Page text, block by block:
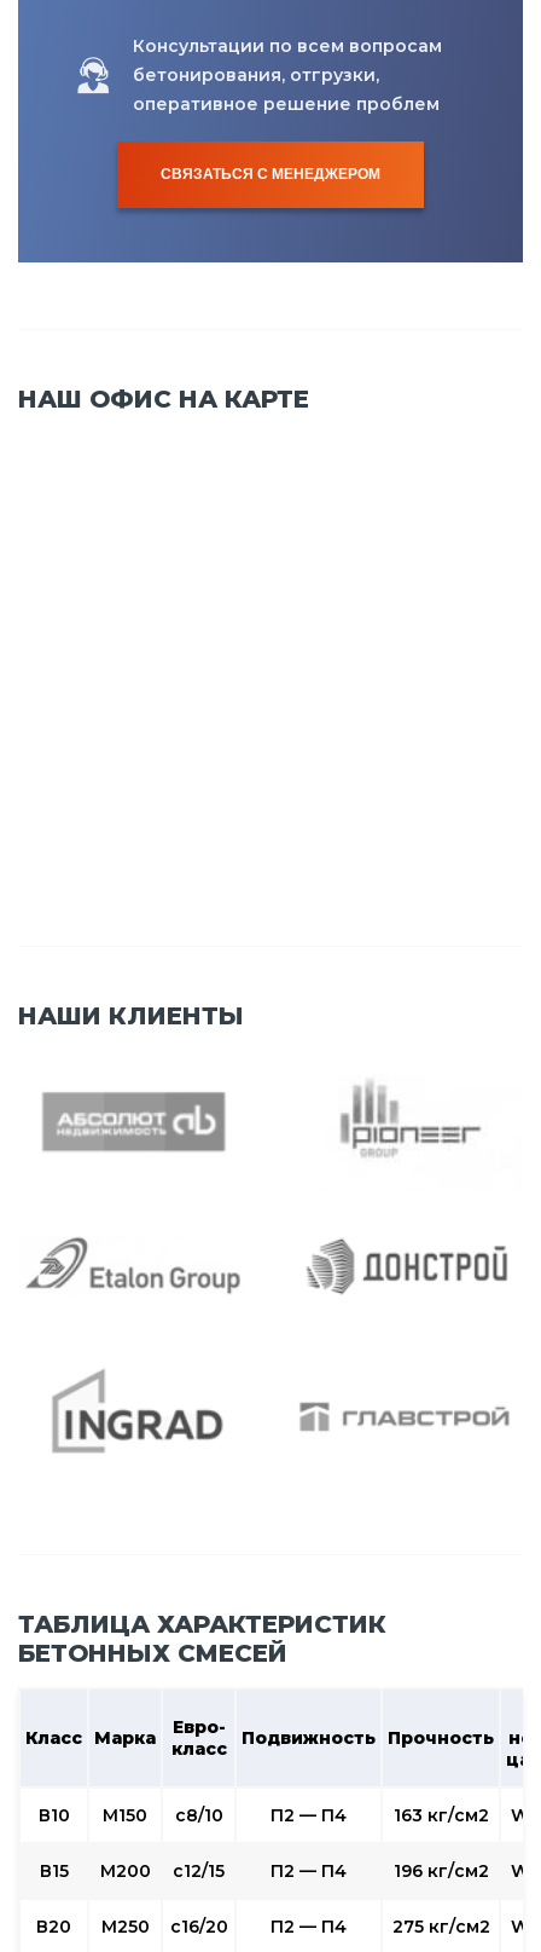
Консультации по всем вопросам
бетонирования, отгрузки,
оперативное решение проблем
СВЯЗАТЬСЯ С МЕНЕДЖЕРОМ
НАШ ОФИС НА КАРТЕ
НАШИ КЛИЕНТЫ
ТАБЛИЦА ХАРАКТЕРИСТИК
БЕТОННЫХ СМЕСЕЙ
Класс Марка
Евро-
класс
Подвижность Прочность
В10 М150 c8/10 П2 — П4 163 кг/см2
В15 М200 с12/15 П2 — П4 196 кг/см2
В20 М250 с16/20 П2 — П4 275 кг/см2